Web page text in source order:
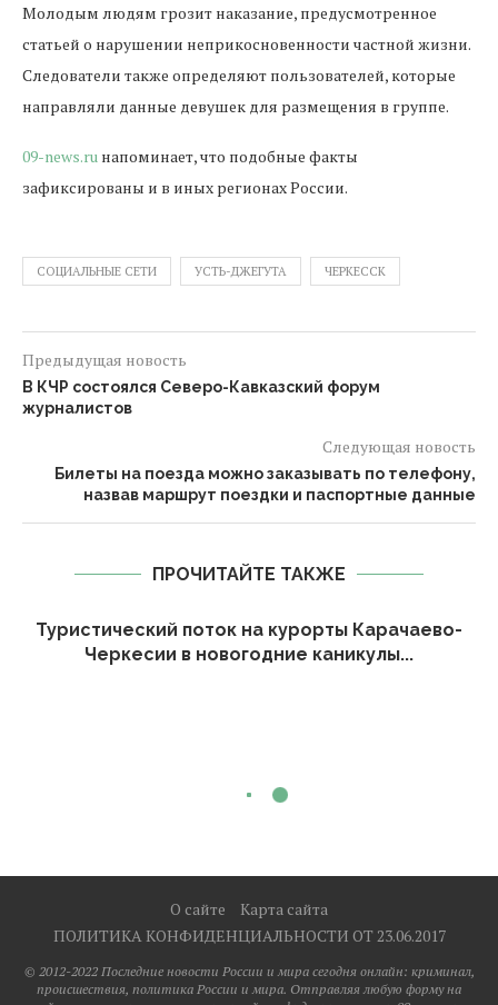
Молодым людям грозит наказание, предусмотренное
статьей о нарушении неприкосновенности частной жизни.
Следователи также определяют пользователей, которые
направляли данные девушек для размещения в группе.
09-news.ru напоминает, что подобные факты
зафиксированы и в иных регионах России.
СОЦИАЛЬНЫЕ СЕТИ УСТЬ-ДЖЕГУТА ЧЕРКЕССК
Предыдущая новость
В КЧР состоялся Северо-Кавказский форум
журналистов
Следующая новость
Билеты на поезда можно заказывать по телефону,
назвав маршрут поездки и паспортные данные
ПРОЧИТАЙТЕ ТАКЖЕ
Туристический поток на курорты Карачаево-
Черкесии в новогодние каникулы...
О сайте
Карта сайта
ПОЛИТИКА КОНФИДЕНЦИАЛЬНОСТИ ОТ 23.06.2017
© 2012-2022 Последние новости России и мира сегодня онлайн: криминал,
происшествия, политика России и мира. Отправляя любую форму на